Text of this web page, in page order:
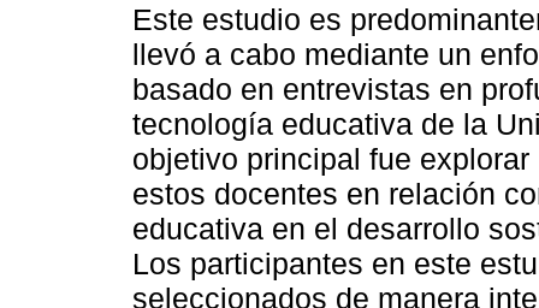
Este estudio es
llevó a cabo mediante un
basado en entrevistas en
tecnología educativa de la
objetivo principal fue
estos docentes en relación
educativa en el desarrollo
Los participantes en este
seleccionados de manera